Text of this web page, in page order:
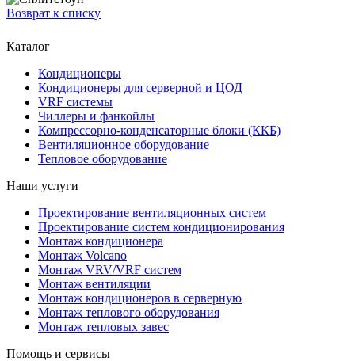
Возврат к списку
Каталог
Кондиционеры
Кондиционеры для серверной и ЦОД
VRF системы
Чиллеры и фанкойлы
Компрессорно-конденсаторные блоки (ККБ)
Вентиляционное оборудование
Тепловое оборудование
Наши услуги
Проектирование вентиляционных систем
Проектирование систем кондиционирования
Монтаж кондиционера
Монтаж Volcano
Монтаж VRV/VRF систем
Монтаж вентиляции
Монтаж кондиционеров в серверную
Монтаж теплового оборудования
Монтаж тепловых завес
Помощь и сервисы